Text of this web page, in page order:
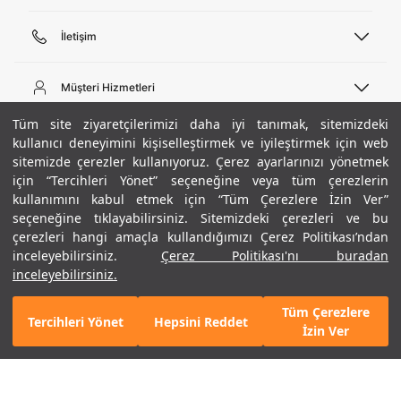
Tüm site ziyaretçilerimizi daha iyi tanımak, sitemizdeki
kullanıcı deneyimini kişiselleştirmek ve iyileştirmek için web
sitemizde çerezler kullanıyoruz. Çerez ayarlarınızı yönetmek
için “Tercihleri Yönet” seçeneğine veya tüm çerezlerin
kullanımını kabul etmek için “Tüm Çerezlere İzin Ver”
seçeneğine tıklayabilirsiniz. Sitemizdeki çerezleri ve bu
çerezleri hangi amaçla kullandığımızı Çerez Politikası’ndan
inceleyebilirsiniz.
Çerez Politikası'nı buradan
inceleyebilirsiniz.
Tercihleri Yönet Hepsini Reddet
Tüm Çerezlere
İzin Ver
+ 13 Renk
5.990 TL
%30
SEPETE EKLE
İletişim
444 02 00
Pazartesi - Cuma 09:00 - 18:00
E-posta
bilgi@underarmour.com
Müşteri Hizmetleri
Sipariş Sorgulama
Bize Ulaşın
Teslimat Bilgileri
İşlem Rehberi
İade ve Değişimler
Sıkça Sorulan Sorular
Beden Rehberi
Site Haritası
Hakkımızda
Ticari Bilgiler
Hükümler ve Koşullar
Gizlilik Politikası
Çerez Politikası
Kariyer
ETBİS
UA Sosyal Medya
Instagram
Facebook
Twitter
Popüler Kategoriler
Erkek Basketbol Ayakkabısı
Çocuk Basketbol Ayakkabısı
Erkek Eşofman
Kadın Tayt